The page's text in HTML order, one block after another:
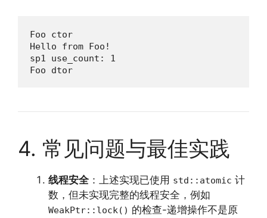
Foo ctor
Hello from Foo!
sp1 use_count: 1
Foo dtor
4. 常见问题与最佳实践
线程安全：上述实现已使用 std::atomic 计
数，但未实现完整的线程安全，例如
WeakPtr::lock() 的检查-递增操作不是原